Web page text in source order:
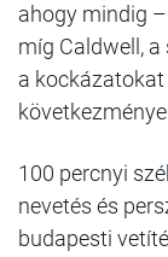
ahogy mindig
míg Caldwell,
a kockázatokat
100 percnyi
nevetés és
budapesti